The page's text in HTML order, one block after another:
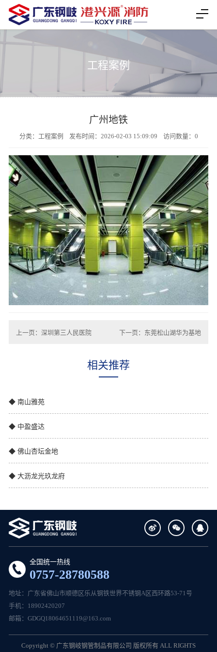
工程案例
广州地铁
分类：工程案例 发布时间：2026-02-03 15:09:09 访问数量： 0
上一页：深圳第三人民医院 下一页：东莞松山湖华为基地
相关推荐
◆ 南山雅苑
◆ 中盈盛达
◆ 佛山杏坛金地
◆ 大沥龙光玖龙府
全国统一热线
0757-28780588
地址：广东省佛山市顺德区乐从钢铁世界不锈钢A区西环路53-71号
手机：18902420207
邮箱：GDGQ18064651119@163.com
Copyright © 广东钢岐钢管制品有限公司 版权所有 ALL RIGHTS